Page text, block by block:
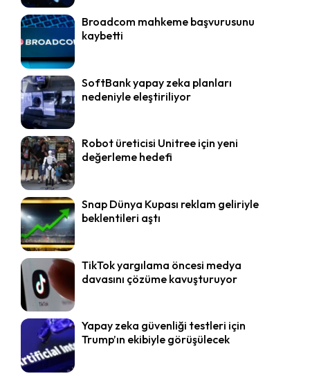
Broadcom mahkeme başvurusunu
kaybetti
SoftBank yapay zeka planları
nedeniyle eleştiriliyor
Robot üreticisi Unitree için yeni
değerleme hedefi
Snap Dünya Kupası reklam geliriyle
beklentileri aştı
TikTok yargılama öncesi medya
davasını çözüme kavuşturuyor
Yapay zeka güvenliği testleri için
Trump’ın ekibiyle görüşülecek